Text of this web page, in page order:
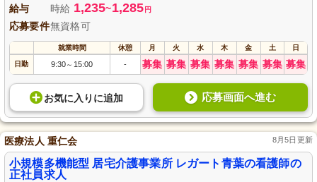
給与 時給 1,235~1,285 円
応募要件無資格可
就業時間 休憩 月 火 水 木 金 土 日
日勤 9:30～ 15:00 - 募集 募集 募集 募集 募集 募集 募集
お気に入り に追加 応募画面へ進む
医療法人 重仁会 8月5日更新
小規模多機能型 居宅介護事業所 レガート青葉の看護師の
正社員求人